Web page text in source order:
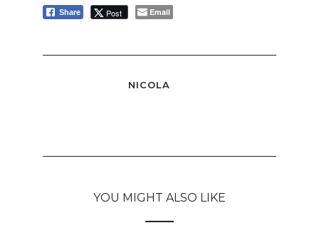
Share Post Email
NICOLA
YOU MIGHT ALSO LIKE